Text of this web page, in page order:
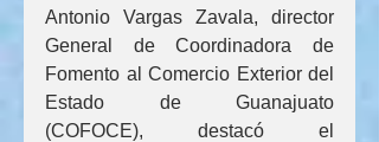
Antonio Vargas Zavala, director
General de Coordinadora de
Fomento al Comercio Exterior del
Estado de Guanajuato
(COFOCE), destacó el